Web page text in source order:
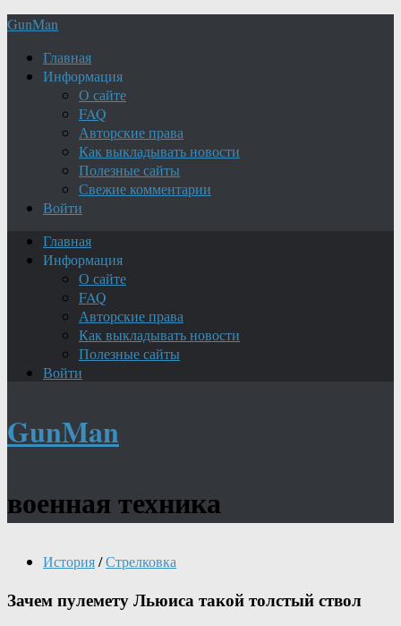
GunMan
Главная
Информация
О сайте
FAQ
Авторские права
Как выкладывать новости
Полезные сайты
Свежие комментарии
Войти
Главная
Информация
О сайте
FAQ
Авторские права
Как выкладывать новости
Полезные сайты
Войти
GunMan
военная техника
История/Стрелковка
Зачем пулемету Льюиса такой толстый ствол